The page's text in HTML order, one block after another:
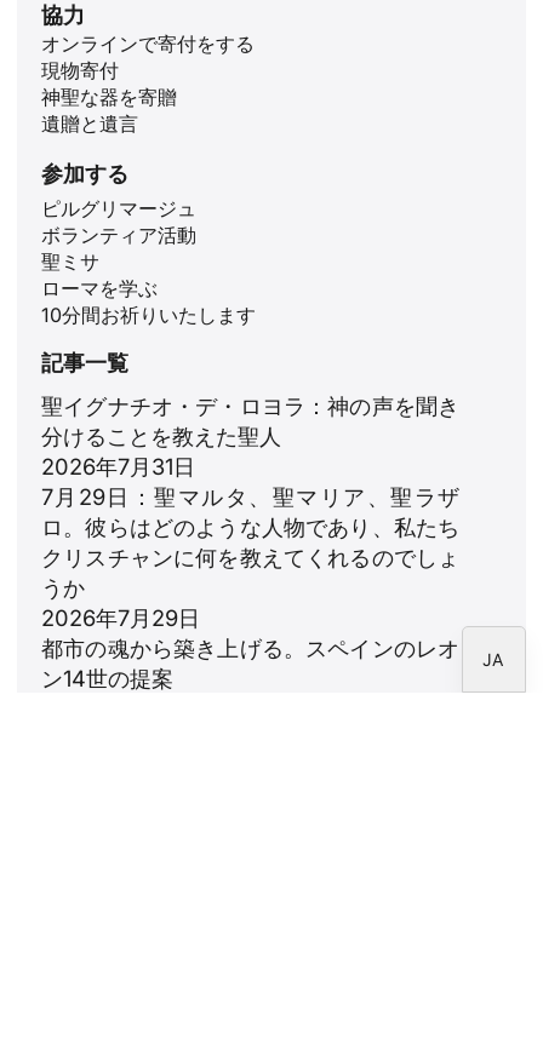
協力
オンラインで寄付をする
現物寄付
神聖な器を寄贈
遺贈と遺言
参加する
ピルグリマージュ
ボランティア活動
聖ミサ
ローマを学ぶ
10分間お祈りいたします
記事一覧
聖イグナチオ・デ・ロヨラ：神の声を聞き
分けることを教えた聖人
2026年7月31日
7月29日：聖マルタ、聖マリア、聖ラザ
ロ。彼らはどのような人物であり、私たち
クリスチャンに何を教えてくれるのでしょ
うか
2026年7月29日
都市の魂から築き上げる。スペインのレオ
ン14世の提案
JA